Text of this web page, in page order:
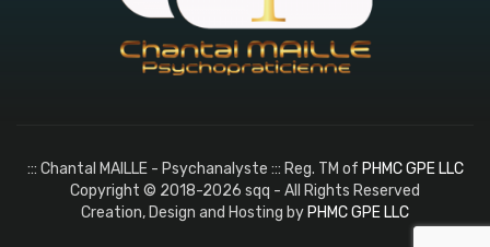
::: Chantal MAILLE - Psychanalyste ::: Reg. TM of PHMC GPE LLC
Copyright © 2018-2026 sqq - All Rights Reserved
Creation, Design and Hosting byPHMC GPE LLC